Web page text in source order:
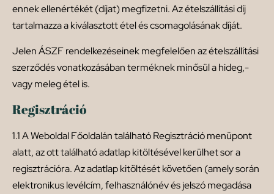
ennek ellenértékét (díjat) megfizetni. Az ételszállítási díj
tartalmazza a kiválasztott étel és csomagolásának díját.
Jelen ÁSZF rendelkezéseinek megfelelően az ételszállítási
szerződés vonatkozásában terméknek minősül a hideg,-
vagy meleg étel is.
Regisztráció
1.1 A Weboldal Főoldalán található Regisztráció menüpont
alatt, az ott található adatlap kitöltésével kerülhet sor a
regisztrációra. Az adatlap kitöltését követően (amely során
elektronikus levélcím, felhasználónév és jelszó megadása